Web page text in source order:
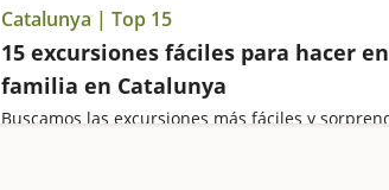
Catalunya | Top 15
15 excursiones fáciles para hacer en
familia en Catalunya